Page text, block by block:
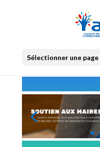
Sélectionner une page